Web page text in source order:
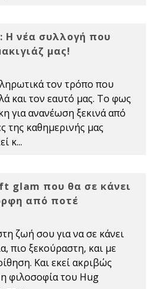
Η νέα συλλογή που
μας!
τον τρόπο που
και τον εαυτό μας. Το φως
για ανανέωση ξεκινά από
της καθημερινής μας
κ...
glam που θα σε κάνει
από ποτέ
ζωή σου για να σε κάνει
πιο ξεκούραστη, και με
Και εκεί ακριβώς
φιλοσοφία του Hug